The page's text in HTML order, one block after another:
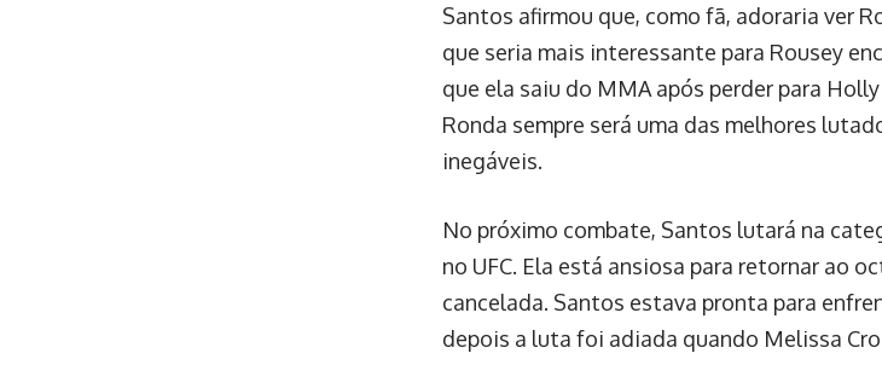
Santos afirmou que, como fã, adoraria ver
que seria mais interessante para Rousey
que ela saiu do MMA após perder para
Ronda sempre será uma das melhores
inegáveis.
No próximo combate, Santos lutará na
no UFC. Ela está ansiosa para retornar ao
cancelada. Santos estava pronta para
depois a luta foi adiada quando Melissa